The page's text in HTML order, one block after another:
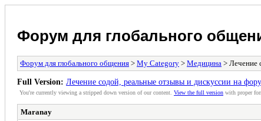
Форум для глобального
Форум для глобального общения > My Category > Медицина > Лечение
Full Version: Лечение содой, реальные отзывы и дискуссии на
You're currently viewing a stripped down version of our content. View the full version with proper
Maranay